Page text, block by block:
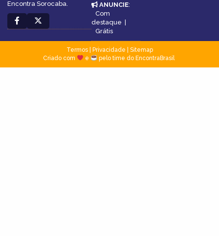
Encontra Sorocaba.
ANUNCIE:
Com
destaque |
Grátis
Termos| Privacidade
Sitemap
Criado com
e pelo time do EncontraBrasil